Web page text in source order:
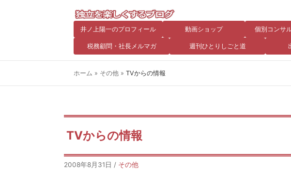
井ノ上陽一のプロフィール 動画ショップ 個別コンサ
税務顧問・社長メルマガ 週刊ひとりしごと道
ホーム » その他 » TVからの情報
TVからの情報
2008年8月31日 / その他